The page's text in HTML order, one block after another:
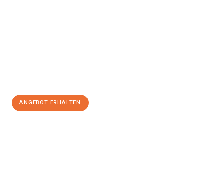
ANGEBOT ERHALTEN